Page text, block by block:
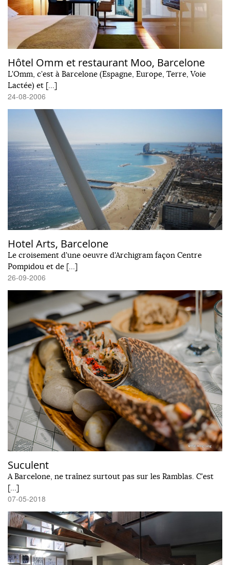
Hôtel Omm et restaurant Moo, Barcelone
L'Omm, c'est à Barcelone (Espagne, Europe, Terre, Voie
Lactée) et […]
24-08-2006
Hotel Arts, Barcelone
Le croisement d'une oeuvre d'Archigram façon Centre
Pompidou et de […]
26-09-2006
Suculent
A Barcelone, ne traînez surtout pas sur les Ramblas. C'est
[…]
07-05-2018